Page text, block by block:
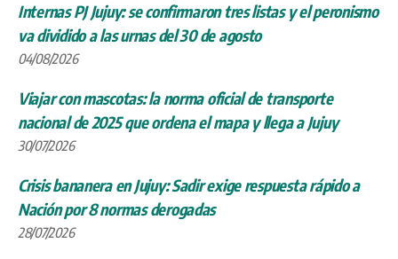
Internas PJ Jujuy: se confirmaron tres listas y el peronismo
va dividido a las urnas del 30 de agosto
04/08/2026
Viajar con mascotas: la norma oficial de transporte
nacional de 2025 que ordena el mapa y llega a Jujuy
30/07/2026
Crisis bananera en Jujuy: Sadir exige respuesta rápido a
Nación por 8 normas derogadas
28/07/2026